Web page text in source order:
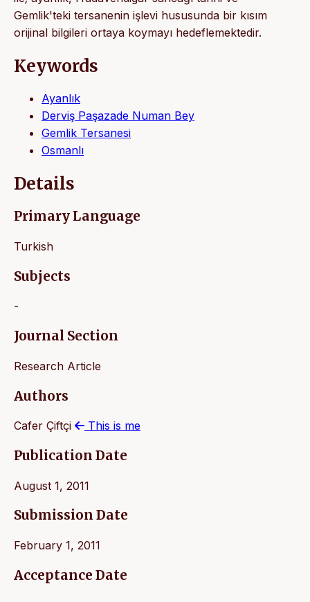
Gemlik'teki tersanenin işlevi hususunda bir kısım
orijinal bilgileri ortaya koymayı hedeflemektedir.
Keywords
Ayanlık
Derviş Paşazade Numan Bey
Gemlik Tersanesi
Osmanlı
Details
Primary Language
Turkish
Subjects
-
Journal Section
Research Article
Authors
Cafer Çiftçi This is me
Publication Date
August 1, 2011
Submission Date
February 1, 2011
Acceptance Date